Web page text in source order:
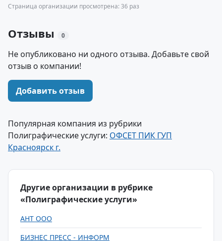
Страница организации просмотрена: 36 раз
Отзывы 0
Не опубликовано ни одного отзыва. Добавьте свой
отзыв о компании!
Добавить отзыв
Популярная компания из рубрики
Полиграфические услуги: ОФСЕТ ПИК ГУП
Красноярск г.
Другие организации в рубрике
«Полиграфические услуги»
АНТ ООО
БИЗНЕС ПРЕСС - ИНФОРМ